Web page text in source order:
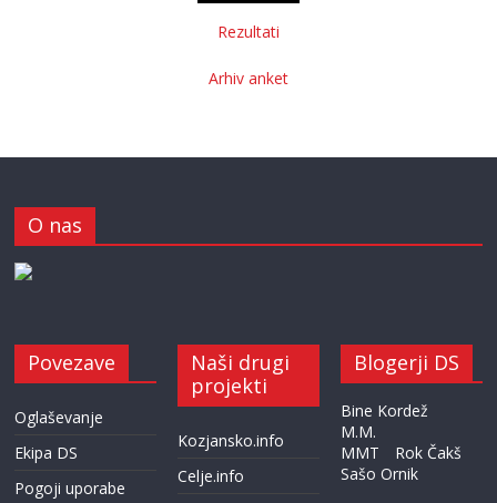
Rezultati
Arhiv anket
O nas
Povezave
Oglaševanje
Ekipa DS
Pogoji uporabe
Naši drugi
projekti
Kozjansko.info
Celje.info
Blogerji DS
Bine Kordež
M.M.
MMT
Rok Čakš
Sašo Ornik